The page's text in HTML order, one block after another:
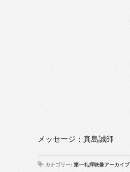
メッセージ：真島誠師
カテゴリー: 第一礼拝映像アーカイブ